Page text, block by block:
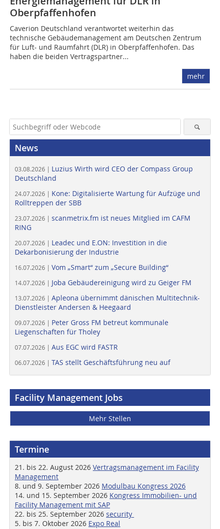
Oberpfaffenhofen
Caverion Deutschland verantwortet weiterhin das
technische Gebäudemanagement am Deutschen Zentrum
für Luft- und Raumfahrt (DLR) in Oberpfaffenhofen. Das
haben die beiden Vertragspartner...
mehr
News
03.08.2026 | Luzius Wirth wird CEO der Compass Group
Deutschland
24.07.2026 | Kone: Digitalisierte Wartung für Aufzüge und
Rolltreppen der SBB
23.07.2026 | scanmetrix.fm ist neues Mitglied im CAFM
RING
20.07.2026 | Leadec und E.ON: Investition in die
Dekarbonisierung der Industrie
16.07.2026 | Vom „Smart“ zum „Secure Building“
14.07.2026 | Joba Gebäudereinigung wird zu Geiger FM
13.07.2026 | Apleona übernimmt dänischen Multitechnik-
Dienstleister Andersen & Heegaard
09.07.2026 | Peter Gross FM betreut kommunale
Liegenschaften für Tholey
07.07.2026 | Aus EGC wird FASTR
06.07.2026 | TAS stellt Geschäftsführung neu auf
Facility Management Jobs
Mehr Stellen
Termine
21. bis 22. August 2026 Vertragsmanagement im Facility
Management
8. und 9. September 2026 Modulbau Kongress 2026
14. und 15. September 2026 Kongress Immobilien- und
Facility Management mit SAP
22. bis 25. September 2026 security
5. bis 7. Oktober 2026 Expo Real